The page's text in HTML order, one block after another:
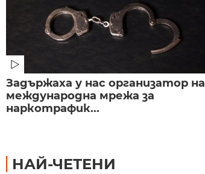
Задържаха у нас организатор на
международна мрежа за
наркотрафик...
НАЙ-ЧЕТЕНИ